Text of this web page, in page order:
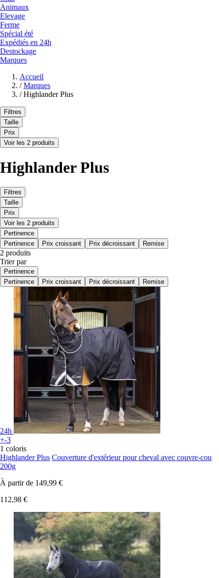
Animaux
Elevage
Ferme
Spécial été
Expédiés en 24h
Destockage
Marques
Accueil
/ Marques
/ Highlander Plus
Filtres
Taille
Prix
Voir les 2 produits
Highlander Plus
Filtres
Taille
Prix
Voir les 2 produits
Pertinence
Pertinence
Prix croissant Prix décroissant Remise
2 produits
Trier par
Pertinence
Pertinence
Prix croissant Prix décroissant Remise
24h
+-3
1 coloris
Highlander Plus Couverture d'extérieur pour cheval avec couvre-cou
200g
À partir de 149,99 €
112,98 €